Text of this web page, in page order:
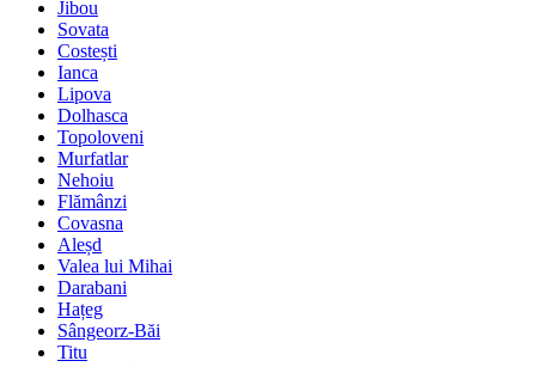
Jibou
Sovata
Costești
Ianca
Lipova
Dolhasca
Topoloveni
Murfatlar
Nehoiu
Flămânzi
Covasna
Aleșd
Valea lui Mihai
Darabani
Hațeg
Sângeorz-Băi
Titu